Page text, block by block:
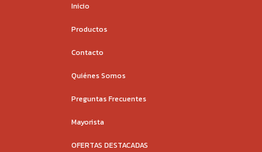
Inicio
Productos
Contacto
Quiénes Somos
Preguntas Frecuentes
Mayorista
OFERTAS DESTACADAS